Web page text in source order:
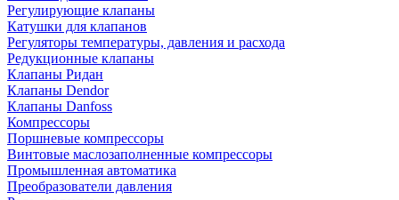
Регулирующие клапаны
Катушки для клапанов
Регуляторы температуры, давления и расхода
Редукционные клапаны
Клапаны Ридан
Клапаны Dendor
Клапаны Danfoss
Компрессоры
Поршневые компрессоры
Винтовые маслозаполненные компрессоры
Промышленная автоматика
Преобразователи давления